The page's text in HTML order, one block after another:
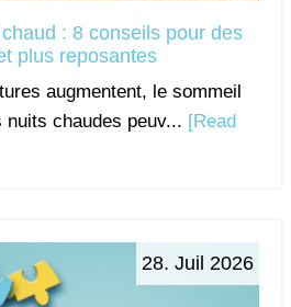
: 8 conseils pour des
plus reposantes
augmentent, le sommeil
chaudes peuv... [Read
28. Juil 2026